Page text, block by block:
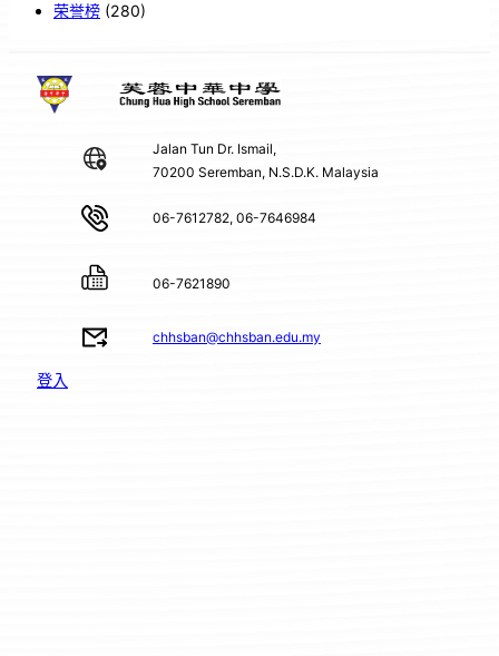
荣誉榜 (280)
Jalan Tun Dr. Ismail,
70200 Seremban, N.S.D.K. Malaysia
06-7612782, 06-7646984
06-7621890
chhsban@chhsban.edu.my
登入